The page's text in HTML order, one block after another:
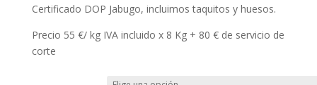
Certificado DOP Jabugo, incluimos taquitos y huesos.
Precio 55 €/ kg IVA incluido x 8 Kg + 80 € de servicio de
corte